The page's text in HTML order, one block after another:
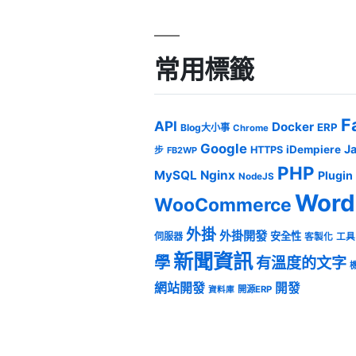
常用標籤
API Blog大小事 Chrome Docker ERP
步 FB2WP Google HTTPS iDempiere
MySQL Nginx NodeJS PHP Plugin
WooCommerce
伺服器 外掛 外掛開發 安全性 客製化 工具
學 新聞資訊有溫度的文字
網站開發 資料庫 開源ERP 開發